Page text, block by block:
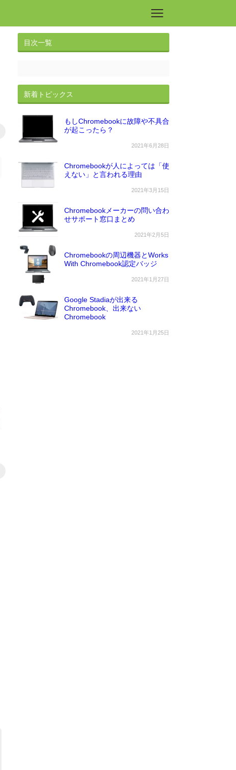
目次一覧
新着トピックス
もしChromebookに故障や不具合
が起こったら？
2021年6月28日
Chromebookが人によっては「使
えない」と言われる理由
2021年3月15日
Chromebookメーカーの問い合わ
せサポート窓口まとめ
2021年2月5日
Chromebookの周辺機器とWorks
With Chromebook認定バッジ
2021年1月27日
Google Stadiaが出来る
Chromebook、出来ない
Chromebook
2021年1月25日